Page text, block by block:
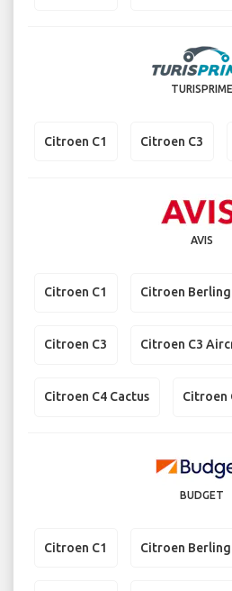
TURISPRIME
Citroen C1 Citroen C3
AVIS
Citroen C1 Citroen
Citroen C3 Citroen C3
Citroen C4 Cactus Citroen
BUDGET
Citroen C1 Citroen